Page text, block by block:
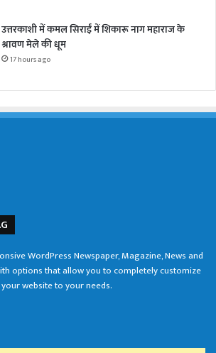
उत्तरकाशी में कमल सिराईं में शिकारू नाग महाराज के
श्रावण मेले की धूम
17 hours ago
WordPress Newspaper, Magazine, News and
options that allow you to completely customize
your website to your needs.